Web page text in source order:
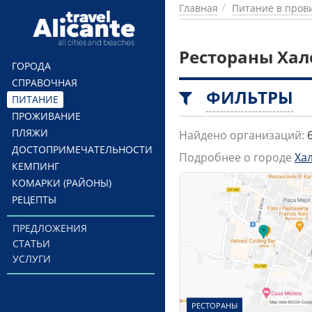
Перейти к основному содержанию
ГОРОДА
СПРАВОЧНАЯ
ПИТАНИЕ
ПРОЖИВАНИЕ
ПЛЯЖИ
ДОСТОПРИМЕЧАТЕЛЬНОСТИ
КЕМПИНГ
КОМАРКИ (РАЙОНЫ)
РЕЦЕПТЫ
ПРЕДЛОЖЕНИЯ
СТАТЬИ
УСЛУГИ
Главная Питание в
Рестораны
ФИЛЬТРЫ
Найдено организаций:
Подробнее о городе
РЕСТОРАНЫ